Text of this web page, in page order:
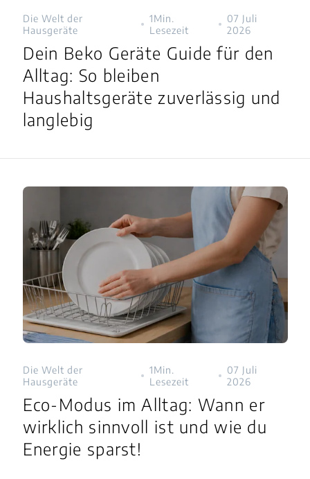
Die Welt der
Hausgeräte
1Min.
Lesezeit
07 Juli
2026
Dein Beko Geräte Guide für den
Alltag: So bleiben
Haushaltsgeräte zuverlässig und
langlebig
Die Welt der
Hausgeräte
1Min.
Lesezeit
07 Juli
2026
Eco-Modus im Alltag: Wann er
wirklich sinnvoll ist und wie du
Energie sparst!